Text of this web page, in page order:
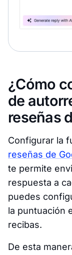
¿Cómo
de
reseñas
Configurar la
reseñas de
te permite
respuesta a
puedes
la puntuación
recibas.
De esta